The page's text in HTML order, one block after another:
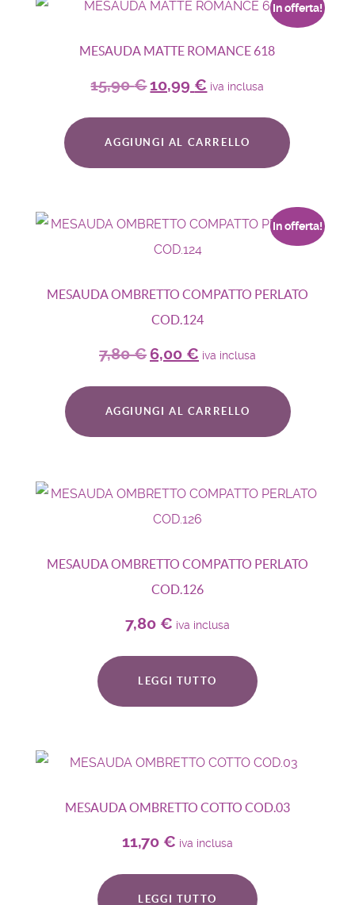
In offerta!
MESAUDA MATTE ROMANCE 618
15,90€10,99 € iva inclusa
AGGIUNGI AL CARRELLO
In offerta!
MESAUDA OMBRETTO COMPATTO PERLATO
COD.124
7,80€ 6,00 € iva inclusa
AGGIUNGI AL CARRELLO
MESAUDA OMBRETTO COMPATTO PERLATO
COD.126
7,80 € iva inclusa
LEGGI TUTTO
MESAUDA OMBRETTO COTTO COD.03
11,70 € iva inclusa
LEGGI TUTTO